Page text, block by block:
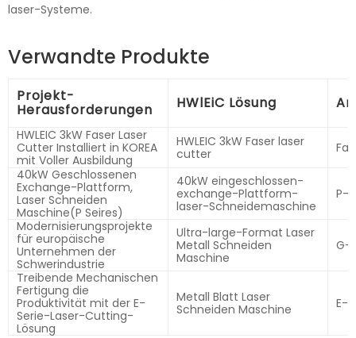
laser-Systeme.
Verwandte Produkte
Projekt-
Herausforderungen HWlEiC Lösung
HWLEIC 3kW Faser Laser
Cutter Installiert in KOREA
mit Voller Ausbildung
HWLEIC 3kW Faser laser
cutter
40kW Geschlossenen
Exchange-Plattform,
Laser Schneiden
Maschine(P Seires)
40kW eingeschlossen-
exchange-Plattform-
laser-Schneidemaschine
P-
Modernisierungsprojekte
für europäische
Unternehmen der
Schwerindustrie
Ultra-large-Format Laser
Metall Schneiden
Maschine
G-
Treibende Mechanischen
Fertigung die
Produktivität mit der E-
Serie-Laser-Cutting-
Lösung
Metall Blatt Laser
Schneiden Maschine
E-